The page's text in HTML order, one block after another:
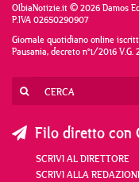
OlbiaNotizie.it © 2026 Damos
P.IVA 02650290907
Giornale quotidiano online
Pausania, decreto n°1/2016
Filo diretto con
SCRIVI AL DIRETTORE
SCRIVI ALLA